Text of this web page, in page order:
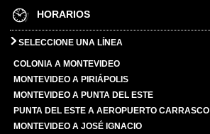
HORARIOS
SELECCIONE UNA LÍNEA
COLONIA A MONTEVIDEO
MONTEVIDEO A PIRIÁPOLIS
MONTEVIDEO A PUNTA DEL ESTE
PUNTA DEL ESTE A AEROPUERTO CARRASCO
MONTEVIDEO A JOSÉ IGNACIO